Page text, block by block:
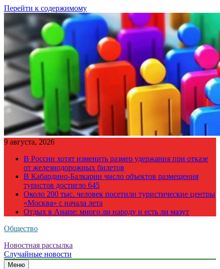
Перейти к содержимому
9 августа, 2026
В России хотят изменить размер удержания при отказе
от железнодорожных билетов
В Кабардино-Балкарии число объектов размещения
туристов достигло 645
Около 200 тыс. человек посетили туристические центры
«Москва» с начала лета
Отдых в Анапе: много ли народу и есть ли мазут
Общество
Новостная рассылка
Случайные новости
Меню